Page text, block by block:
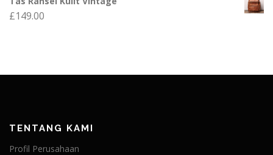
£149.00
TENTANG KAMI
Profil Perusahaan